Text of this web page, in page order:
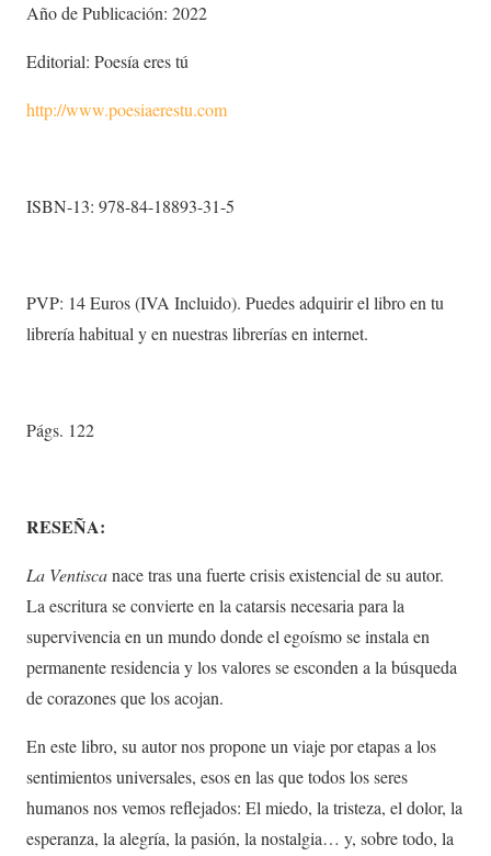
Año de Publicación: 2022
Editorial: Poesía eres tú
http://www.poesiaerestu.com
ISBN-13: 978-84-18893-31-5
PVP: 14 Euros (IVA Incluido). Puedes adquirir el libro en tu
librería habitual y en nuestras librerías en internet.
Págs. 122
RESEÑA:
La Ventiscanace tras una fuerte crisis existencial de su autor.
La escritura se convierte en la catarsis necesaria para la
supervivencia en un mundo donde el egoísmo se instala en
permanente residencia y los valores se esconden a la búsqueda
de corazones que los acojan.
En este libro, su autor nos propone un viaje por etapas a los
sentimientos universales, esos en las que todos los seres
humanos nos vemos reflejados: El miedo, la tristeza, el dolor, la
esperanza, la alegría, la pasión, la nostalgia… y, sobre todo, la